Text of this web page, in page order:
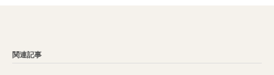
関連記事